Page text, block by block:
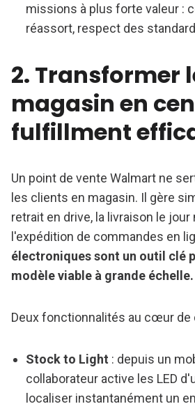
missions à plus forte valeur :
réassort, respect des
2. Transformer
magasin en
fulfillment
Un point de vente Walmart ne
les clients en magasin. Il gère
retrait en drive, la livraison le
l'expédition de commandes en
électroniques sont un outil clé
modèle viable à grande échelle.
Deux fonctionnalités au cœur de
Stock to Light : depuis un
collaborateur active les LED
localiser instantanément un